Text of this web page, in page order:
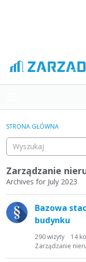
o
g
e
m
e
n
Kategorie
Dyskusje
Aktywność
STRONA GŁÓWNA
Zarządzanie
Archives for July 2023
i
s
d
Bazowa
budynku
290wizyty 14
Zarządzanie